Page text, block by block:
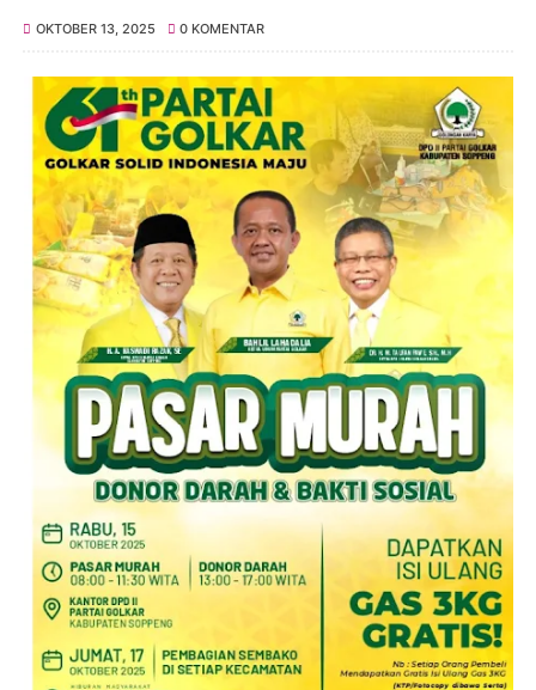
OKTOBER 13, 2025 0 KOMENTAR